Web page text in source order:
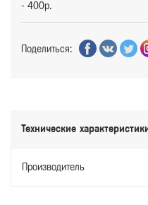
- 400р.
Поделиться:
Технические
Производитель